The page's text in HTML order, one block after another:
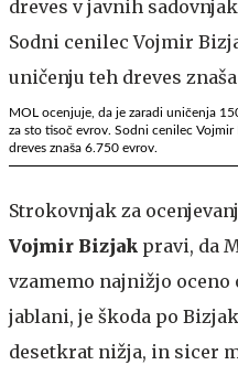
MOL ocenjuje, da je zaradi uničenja
za sto tisoč evrov. Sodni cenilec
dreves znaša 6.750 evrov.
Strokovnjak za
Vojmir Bizjak pravi, da
vzamemo najnižjo oceno
jablani, je škoda po
desetkrat nižja, in sicer